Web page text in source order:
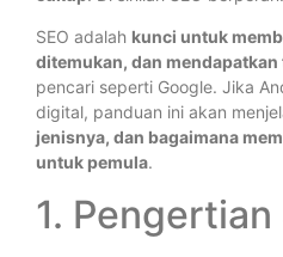
SEO adalah kunci untuk
ditemukan, dan
pencari seperti Google. Jika
digital, panduan ini akan
jenisnya, dan bagaimana
untuk pemula.
1. Pengertian